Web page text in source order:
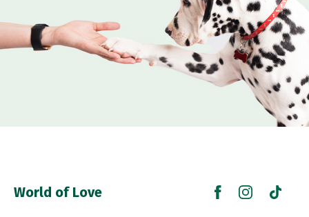
World of Love